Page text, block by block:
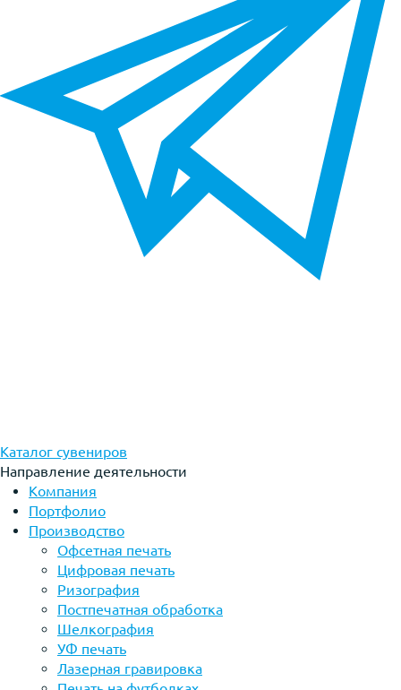
Каталог сувениров
Направление деятельности
Компания
Портфолио
Производство
Офсетная печать
Цифровая печать
Ризография
Постпечатная обработка
Шелкография
УФ печать
Лазерная гравировка